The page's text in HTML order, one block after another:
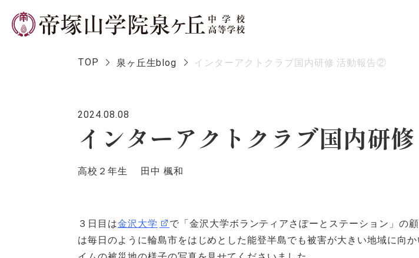
泉ヶ丘校のめざす教育
TOP 泉ヶ丘生blog インターアクトクラブ国内研修 活動報告②
2024.08.08
インターアクトクラブ国内研
高校２年生 田中 楓和
３日目は金沢大学
で「金沢大学ボランティアさぽーとステーション」の
は毎日のように輪島市をはじめとした能登半島でも被害が大きい地域に向